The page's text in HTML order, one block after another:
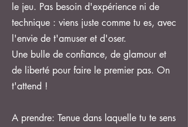
le jeu. Pas besoin d'expérience ni de
technique : viens juste comme tu es, avec
l'envie de t'amuser et d'oser.
Une bulle de confiance, de glamour et
de liberté pour faire le premier pas. On
t'attend !
A prendre: Tenue dans laquelle tu te sens